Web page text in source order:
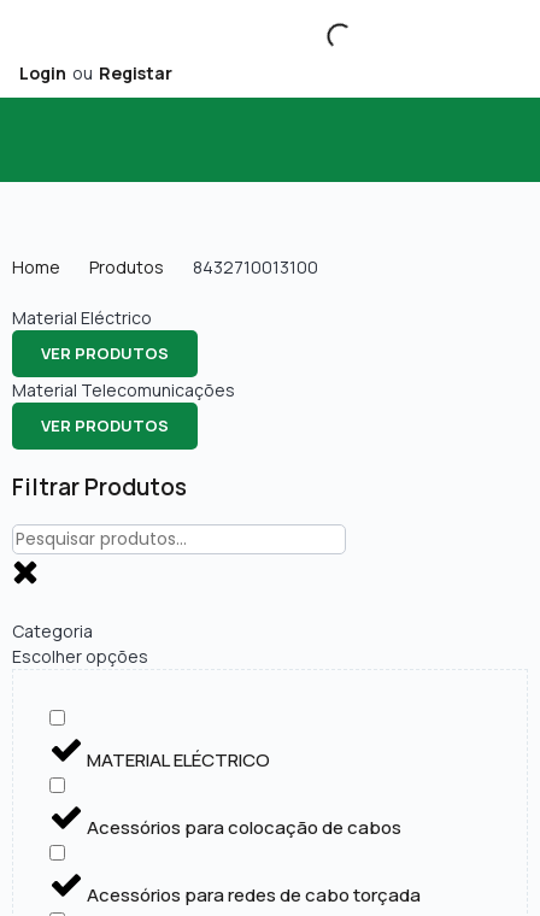
Login ou Registar
Home Produtos 8432710013100
Filtrar Produtos
Categoria
Escolher opções
MATERIAL ELÉCTRICO
Acessórios para colocação de cabos
Acessórios para redes de cabo torçada
Material Eléctrico
VER PRODUTOS
Material Telecomunicações
VER PRODUTOS